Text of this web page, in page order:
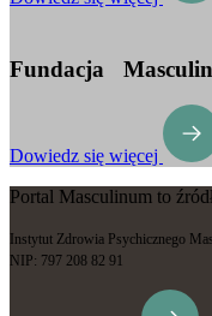
Fundacja
Dowiedz się więcej
Portal Masculinum to
Instytut Zdrowia Psychicznego
NIP: 797 208 82 91